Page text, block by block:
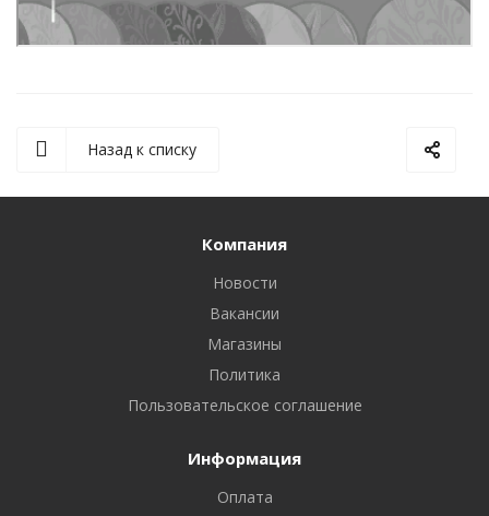
Назад к списку
Компания
Новости
Вакансии
Магазины
Политика
Пользовательское соглашение
Информация
Оплата